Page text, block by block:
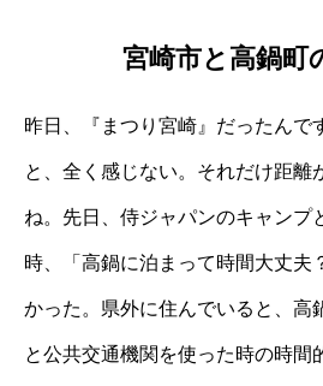
宮崎市と高鍋町
昨日、『まつり宮崎』だったんで
と、全く感じない。それだけ距離
ね。先日、侍ジャパンのキャンプ
時、「高鍋に泊まって時間大丈夫
かった。県外に住んでいると、高
と公共交通機関を使った時の時間